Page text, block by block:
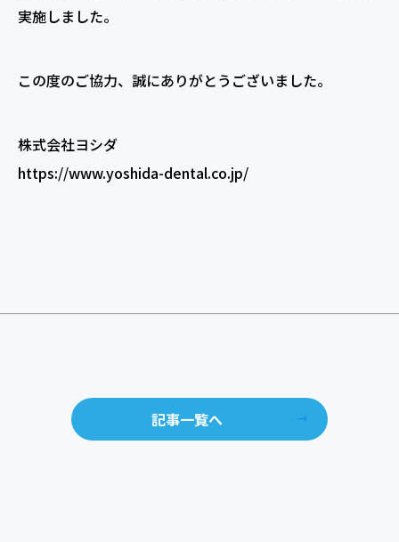
実施しました。
この度のご協力、誠にありがとうございました。
株式会社ヨシダ
https://www.yoshida-dental.co.jp/
記事一覧へ